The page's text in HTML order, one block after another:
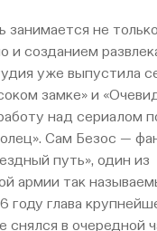
занимается не
и созданием
уже выпустила
замке» и
над сериалом
Сам Безос —
путь», один из
армии так
году глава
снялся в очередной